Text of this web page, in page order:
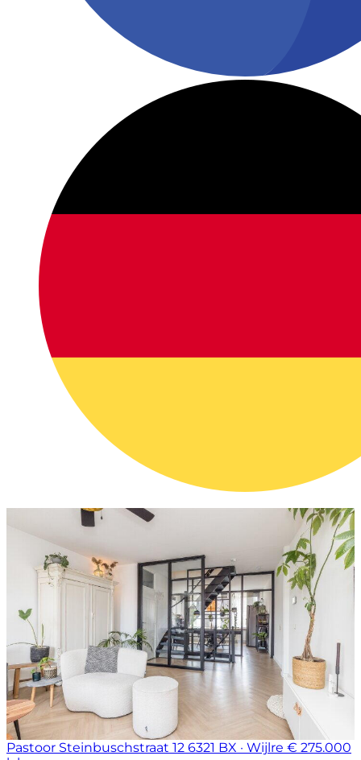
Pastoor Steinbuschstraat 12 6321 BX · Wijlre € 275.000